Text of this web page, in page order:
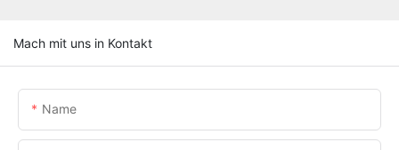
Mach mit uns in Kontakt
Name